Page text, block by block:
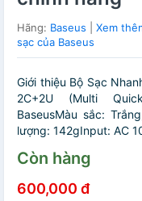
Hãng: Baseus
Xem
sạc của Baseus
Giới thiệu Bộ Sạc
2C+2U (Multi
BaseusMàu sắc:
lượng: 142gInput: AC
Còn hàng
600,000 đ